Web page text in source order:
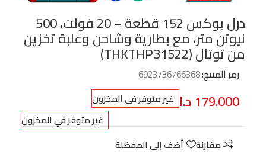
درل بوكس 152 قطعة – 20 فولت، 500
نيوتن متر، مع بطارية وشاحن وعلبة تخزين
من توتال (THKTHP31522)
رمز المنتج:6923736766368
179.000د.ا غير متوفر في المخزون
غير متوفر في المخزون
مقارنة
أضف إلى المفضلة